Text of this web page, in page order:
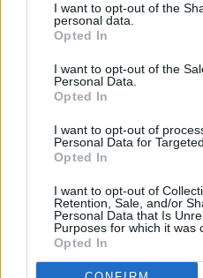
I want to opt-out of the
personal data.
Opted In
I want to opt-out of the
Personal Data.
Opted In
I want to opt-out of
Personal Data for
Opted In
I want to opt-out of
Retention, Sale, and/or
Personal Data that Is
Purposes for which it was
Opted In
Policja w siedzibie
W środowe południe (21
siedziby Krajowej Rady
Radia ZET wynika, że
wydała decyzję o
Czytaj całość